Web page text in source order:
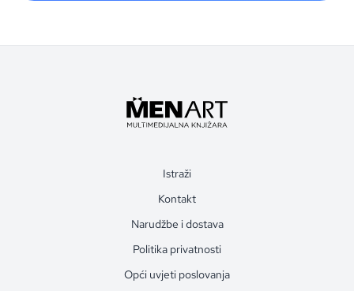
Istraži
Kontakt
Narudžbe i dostava
Politika privatnosti
Opći uvjeti poslovanja